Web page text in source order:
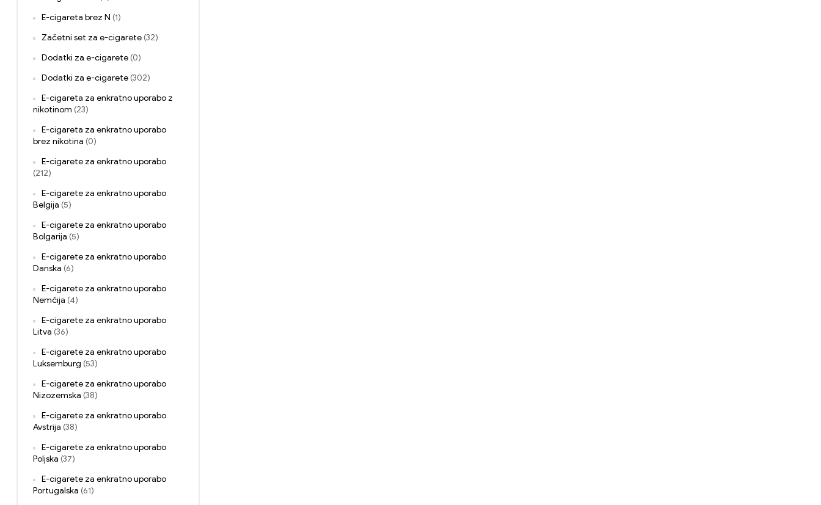
E-cigareta brez N (1)
Začetni set za e-cigarete (32)
Dodatki za e-cigarete (0)
Dodatki za e-cigarete (302)
E-cigareta za enkratno uporabo z
nikotinom (23)
E-cigareta za enkratno uporabo
brez nikotina (0)
E-cigarete za enkratno uporabo
(212)
E-cigarete za enkratno uporabo
Belgija (5)
E-cigarete za enkratno uporabo
Bolgarija (5)
E-cigarete za enkratno uporabo
Danska (6)
E-cigarete za enkratno uporabo
Nemčija (4)
E-cigarete za enkratno uporabo
Litva (36)
E-cigarete za enkratno uporabo
Luksemburg (53)
E-cigarete za enkratno uporabo
Nizozemska (38)
E-cigarete za enkratno uporabo
Avstrija (38)
E-cigarete za enkratno uporabo
Poljska (37)
E-cigarete za enkratno uporabo
Portugalska (61)